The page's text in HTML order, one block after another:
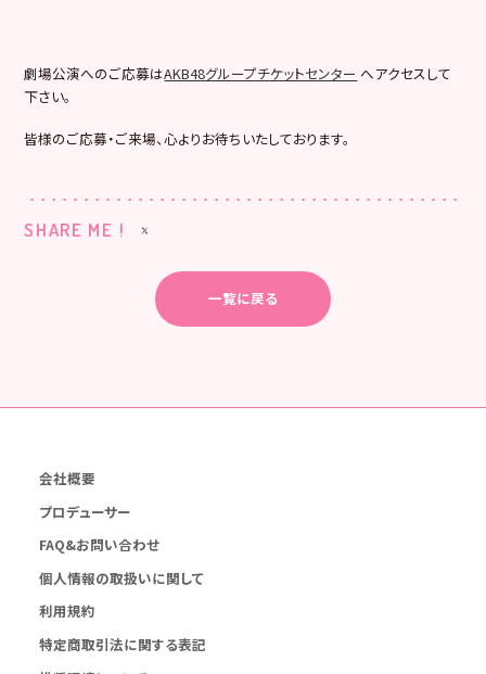
劇場公演へのご応募はAKB48グループチケットセンター へアクセスして
下さい。
皆様のご応募・ご来場、心よりお待ちいたしております。
SHARE ME !
一覧に戻る
会社概要
プロデューサー
FAQ&お問い合わせ
個人情報の取扱いに関して
利用規約
特定商取引法に関する表記